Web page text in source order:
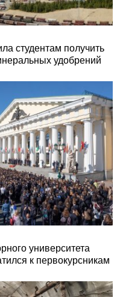
студентам получить
удобрений
университета
к первокурсникам